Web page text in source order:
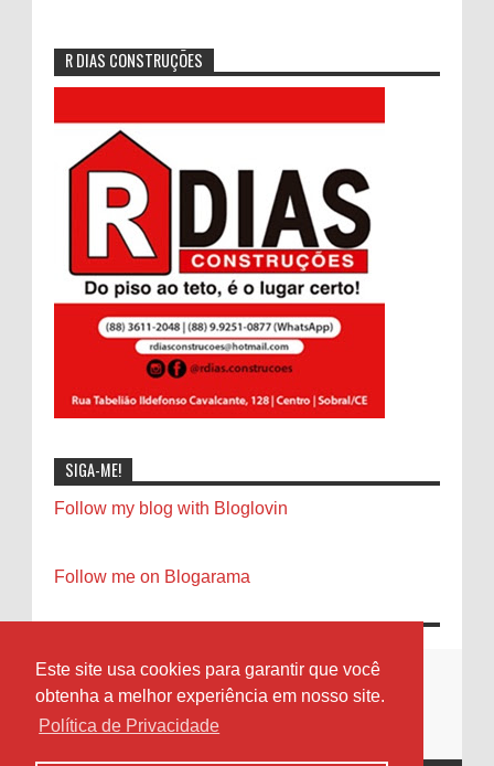
Este site usa cookies para garantir que você
obtenha a melhor experiência em nosso site.
Política de Privacidade
R DIAS CONSTRUÇÕES
SIGA-ME!
Follow my blog with Bloglovin
Follow me on Blogarama